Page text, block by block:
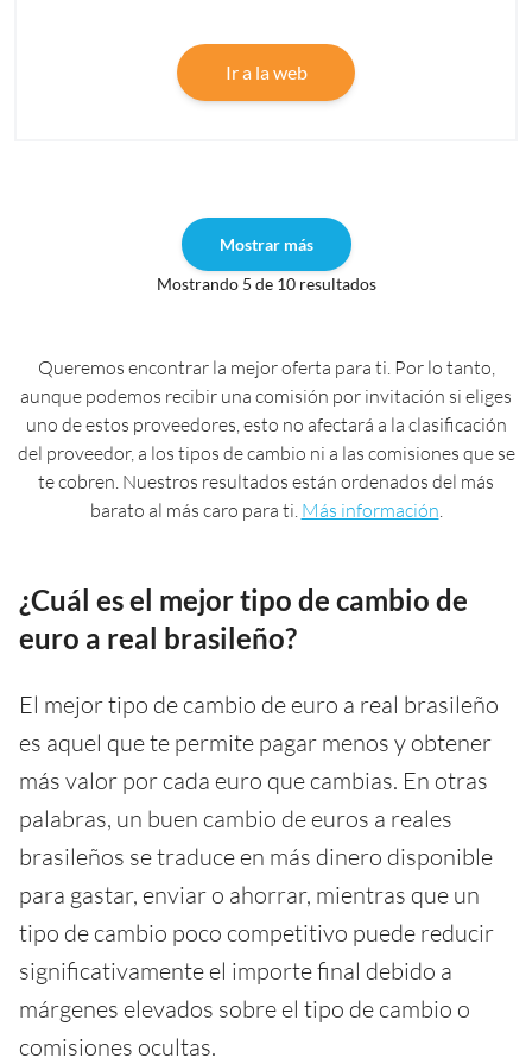
Ir a la web
Mostrar más
Mostrando 5 de 10 resultados
Queremos encontrar la mejor oferta para ti. Por lo tanto,
aunque podemos recibir una comisión por invitación si eliges
uno de estos proveedores, esto no afectará a la clasificación
del proveedor, a los tipos de cambio ni a las comisiones que se
te cobren. Nuestros resultados están ordenados del más
barato al más caro para ti. Más información.
¿Cuál es el mejor tipo de cambio de
euro a real brasileño?
El mejor tipo de cambio de euro a real brasileño
es aquel que te permite pagar menos y obtener
más valor por cada euro que cambias. En otras
palabras, un buen cambio de euros a reales
brasileños se traduce en más dinero disponible
para gastar, enviar o ahorrar, mientras que un
tipo de cambio poco competitivo puede reducir
significativamente el importe final debido a
márgenes elevados sobre el tipo de cambio o
comisiones ocultas.